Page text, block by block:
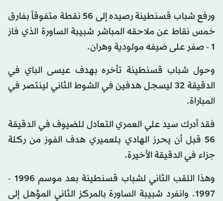
ورفع شباب قسنطينة رصيده إلى 56 نقطة متفوقاً بفارق
خمس نقاط عن ملاحقه المباشر شبيبة الساورة الذي فاز
1 - صفر على ضيفه مولودية وهران.
وحول شباب قسنطينة تأخره بهدف عيسى الباي في
الدقيقة 32 ليسجل هدفين في الشوط الثاني لينتصر في
المباراة.
فقد أدرك سيد علي العمري التعادل للضيوف في الدقيقة
56 قبل أن يحرز الهادي بلعميري هدف الفوز من ركلة
جزاء في الدقيقة الأخيرة.
وهذا اللقب الثاني لشباب قسنطينة بعد موسم 1996 -
1997. وانفرد شبيبة الساورة بالمركز الثاني المؤهل إلى